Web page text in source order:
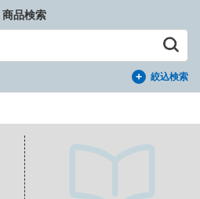
商品検索
絞込検索